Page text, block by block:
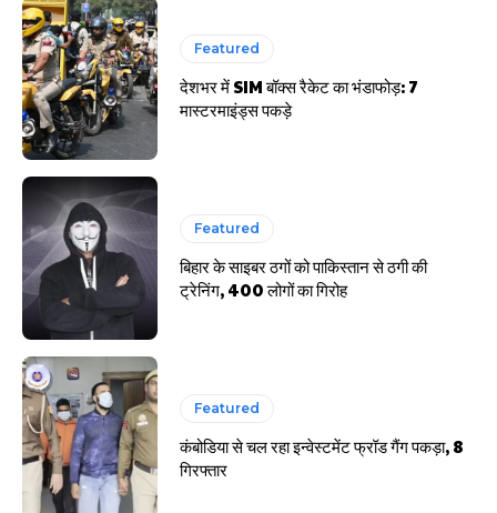
Featured
देशभर में SIM बॉक्स रैकेट का भंडाफोड़: 7
मास्टरमाइंड्स पकड़े
Featured
बिहार के साइबर ठगों को पाकिस्तान से ठगी की
ट्रेनिंग, 400 लोगों का गिरोह
Featured
कंबोडिया से चल रहा इन्वेस्टमेंट फ्रॉड गैंग पकड़ा, 8
गिरफ्तार